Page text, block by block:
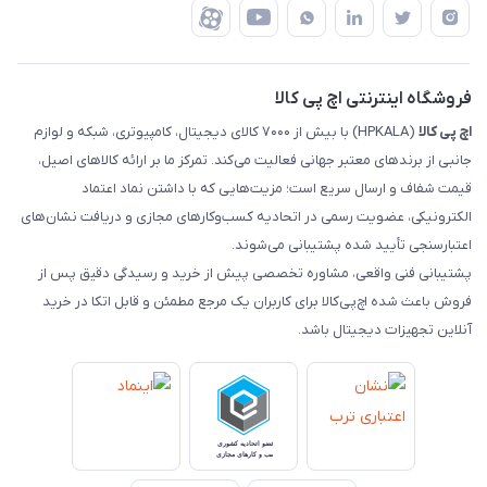
ضمانت اصالت کالا
رهگیری مرسولات چاپار
رهگیری مرسولات ماهکس
تماس با ما
فروشگاه اینترنتی اچ پی کالا
اچ‌ پی‌ کالا
(HPKALA) با بیش از ۷۰۰۰ کالای دیجیتال، کامپیوتری، شبکه و لوازم
جانبی از برندهای معتبر جهانی فعالیت می‌کند. تمرکز ما بر ارائه کالاهای اصیل،
قیمت شفاف و ارسال سریع است؛ مزیت‌هایی که با داشتن نماد اعتماد
الکترونیکی، عضویت رسمی در اتحادیه کسب‌وکارهای مجازی و دریافت نشان‌های
اعتبارسنجی تأیید شده پشتیبانی می‌شوند.
پشتیبانی فنی واقعی، مشاوره تخصصی پیش از خرید و رسیدگی دقیق پس از
فروش باعث شده اچ‌پی‌کالا برای کاربران یک مرجع مطمئن و قابل اتکا در خرید
آنلاین تجهیزات دیجیتال باشد.